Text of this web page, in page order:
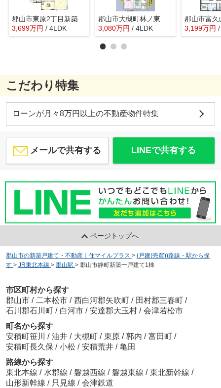
郡山市東原2丁目新築一戸建て2棟
3,699万円 / 4LDK
3,080万円 / 4LDK 3,199万円
こだわり特集
ローンが月々8万円以上の不動産物件特集
メールで共有する LINEで共有する
ページトップへ
郡山市の新築戸建て・不動産｜住マイルプラス > (戸建(売買))路線・駅から探
す > JR東北本線 > 郡山駅 > 郡山市静町新築一戸建て1棟
市区町村から探す
郡山市 / 二本松市 / 西白河郡矢吹町 / 田村郡三春町 /
石川郡石川町 / 白河市 / 安達郡大玉村 / 会津若松市
町名から探す
安積町笹川 / 油井 / 大槻町 / 東原 / 郭内 / 富田町 /
安積町長久保 / 小松 / 安積荒井 / 亀田
路線から探す
東北本線 / 水郡線 / 磐越西線 / 磐越東線 / 東北新幹線 /
山形新幹線 / 只見線 / 会津鉄道